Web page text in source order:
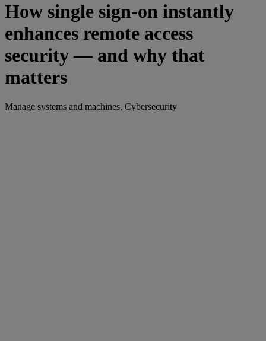
How single sign-on instantly
enhances remote access
security — and why that
matters
Manage systems and machines, Cybersecurity